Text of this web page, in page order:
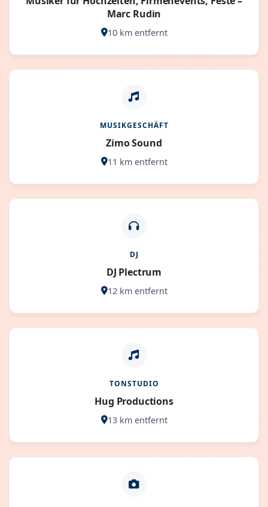
Marc Rudin
10 km entfernt
MUSIKGESCHÄFT
Zimo Sound
11 km entfernt
DJ
DJ Plectrum
12 km entfernt
TONSTUDIO
Hug Productions
13 km entfernt